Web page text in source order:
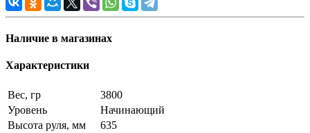
Наличие в магазинах
Характеристики
Вес, гр
3800
Уровень
Начинающий
Высота руля, мм
635